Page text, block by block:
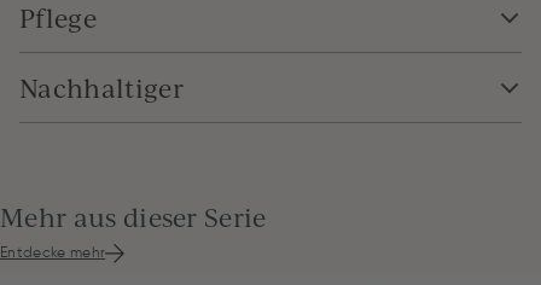
Pflege
Nachhaltiger
Mehr aus dieser Serie
Entdecke mehr